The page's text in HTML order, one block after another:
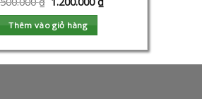
Thêm vào giỏ hàng